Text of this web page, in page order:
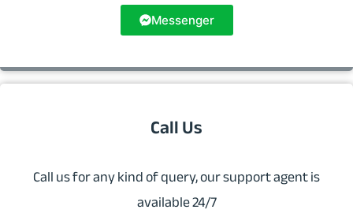
Messenger
Call Us
Call us for any kind of query, our support agent is
available 24/7